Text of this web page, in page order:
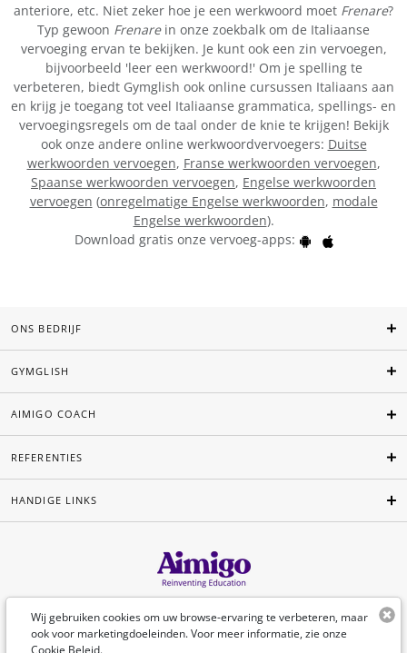
anteriore, etc. Niet zeker hoe je een werkwoord moet Frenare?
Typ gewoon Frenarein onze zoekbalk om de Italiaanse
vervoeging ervan te bekijken. Je kunt ook een zin vervoegen,
bijvoorbeeld 'leer een werkwoord!' Om je spelling te
verbeteren, biedt Gymglish ook online cursussen Italiaans aan
en krijg je toegang tot veel Italiaanse grammatica, spellings- en
vervoegingsregels om de taal onder de knie te krijgen! Bekijk
ook onze andere online werkwoordvervoegers: Duitse
werkwoorden vervoegen, Franse werkwoorden vervoegen,
Spaanse werkwoorden vervoegen, Engelse werkwoorden
vervoegen (onregelmatige Engelse werkwoorden, modale
Engelse werkwoorden).
Download gratis onze vervoeg-apps:
Wij gebruiken cookies om uw browse-ervaring te verbeteren, maar
ook voor marketingdoeleinden. Voor meer informatie, zie onze
Cookie Beleid.
ONS BEDRIJF
GYMGLISH
AIMIGO COACH
REFERENTIES
HANDIGE LINKS
Nederlands